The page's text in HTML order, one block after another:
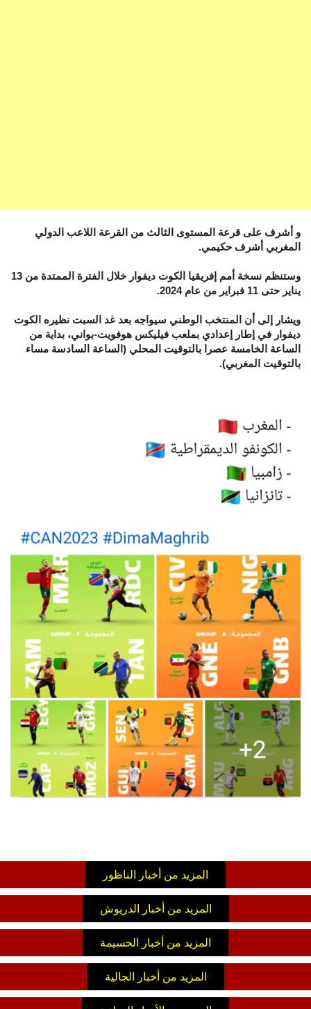
و أشرف على قرعة المستوى الثالث من القرعة اللاعب الدولي
المغربي أشرف حكيمي.
وستنظم نسخة أمم إفريقيا الكوت ديفوار خلال الفترة الممتدة من 13
يناير حتى 11 فبراير من عام 2024.
ويشار إلى أن المنتخب الوطني سيواجه بعد غد السبت نظيره الكوت
ديفوار في إطار إعدادي بملعب فيليكس هوفويت-بواني، بداية من
الساعة الخامسة عصرا بالتوقيت المحلي (الساعة السادسة مساء
بالتوقيت المغربي).
المزيد من أخبار الناظور
المزيد من أخبار الدريوش
المزيد من أخبار الحسيمة
المزيد من أخبار الجالية